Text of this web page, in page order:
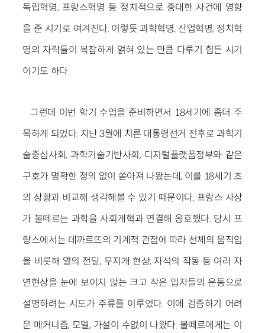
독립혁명, 프랑스혁명 등 정치적으로 중대한 사건에 영향
을 준 시기로 여겨진다. 이렇듯 과학혁명, 산업혁명, 정치혁
명의 자락들이 복잡하게 얽혀 있는 만큼 다루기 힘든 시기
이기도 하다.
그런데 이번 학기 수업을 준비하면서 18세기에 좀더 주
목하게 되었다. 지난 3월에 치른 대통령선거 전후로 과학기
술중심사회, 과학기술기반사회, 디지털플랫폼정부와 같은
구호가 명확한 정의 없이 쏟아져 나왔는데, 이를 18세기 초
의 상황과 비교해 생각해볼 수 있기 때문이다. 프랑스 사상
가 볼떼르는 과학을 사회개혁과 연결해 옹호했다. 당시 프
랑스에서는 데까르뜨의 기계적 관점에 따라 천체의 움직임
을 비롯해 열의 전달, 무지개 현상, 자석의 작동 등 여러 자
연현상을 눈에 보이지 않는 크고 작은 입자들의 운동으로
설명하려는 시도가 주류를 이루었다. 이에 검증하기 어려
운 메커니즘, 모델, 가설이 수없이 나왔다. 볼떼르에게는 이